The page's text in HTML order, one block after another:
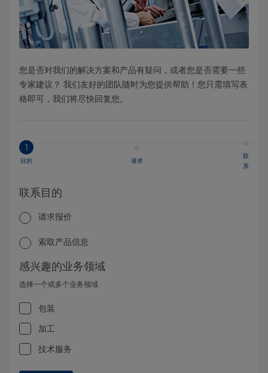
您是否对我们的解决方案和产品有疑问，或者您是否需要一些
专家建议？ 我们友好的团队随时为您提供帮助！您只需填写表
格即可，我们将尽快回复您。
1
目的 请求
联
系
联系目的
请求报价
索取产品信息
感兴趣的业务领域
选择一个或多个业务领域
包装
加工
技术服务